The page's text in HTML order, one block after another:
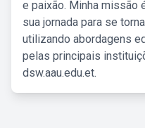
e paixão. Minha missão
sua jornada para se
utilizando abordagens
pelas principais
dsw.aau.edu.et.